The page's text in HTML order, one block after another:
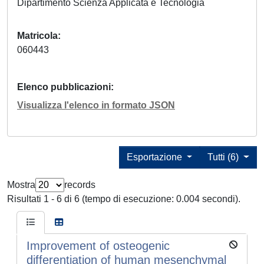
Dipartimento Scienza Applicata e Tecnologia
Matricola
060443
Elenco pubblicazioni
Visualizza l'elenco in formato JSON
Tutti (6)
Esportazione
Mostra
records
Risultati 1 - 6 di 6 (tempo di esecuzione: 0.004 secondi).
Improvement of osteogenic
differentiation of human mesenchymal